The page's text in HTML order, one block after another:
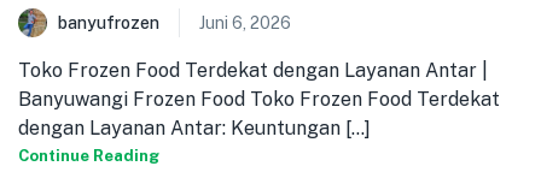
banyufrozen Juni 6, 2026
Toko Frozen Food Terdekat dengan Layanan Antar |
Banyuwangi Frozen Food Toko Frozen Food Terdekat
dengan Layanan Antar: Keuntungan [...]
Continue Reading